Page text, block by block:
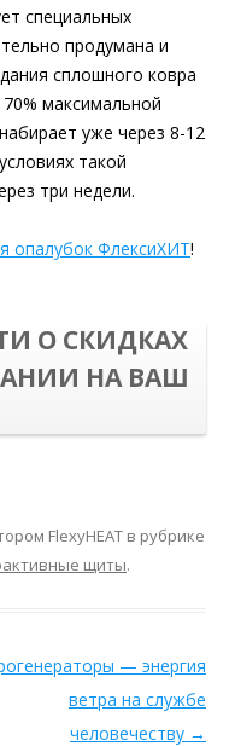
специальных
продумана и
сплошного ковра
максимальной
уже через 8-12
такой
три недели.
опалубок ФлексиХИТ!
О СКИДКАХ
НА ВАШ
FlexyHEAT в рубрике
щиты.
— энергия
ветра на службе
человечеству →